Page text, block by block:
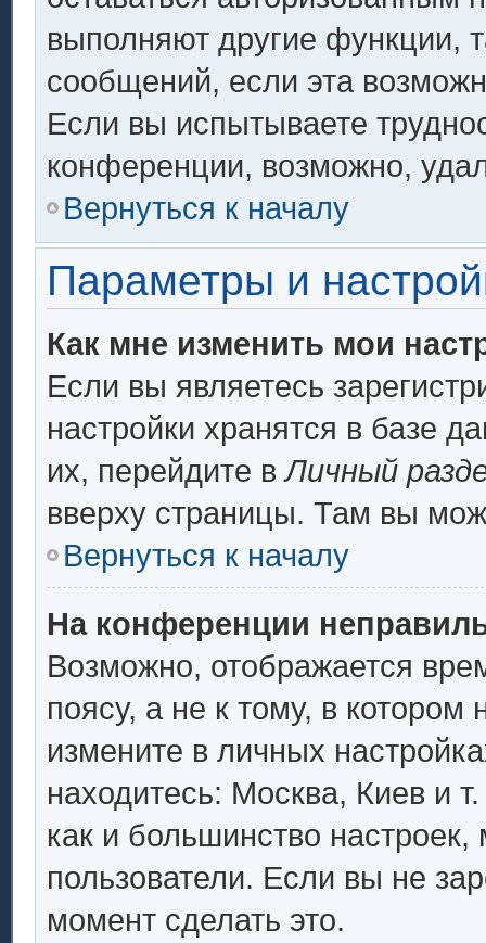
выполняют другие функции,
сообщений, если эта
Если вы испытываете
конференции, возможно,
Вернуться к началу
Параметры и
Как мне изменить мои
Если вы являетесь
настройки хранятся в базе
их, перейдите вЛичный
вверху страницы. Там вы
Вернуться к началу
На конференции
Возможно, отображается
поясу, а не к тому, в
измените в личных
находитесь: Москва, Киев и
как и большинство настроек,
пользователи. Если вы не
момент сделать это.